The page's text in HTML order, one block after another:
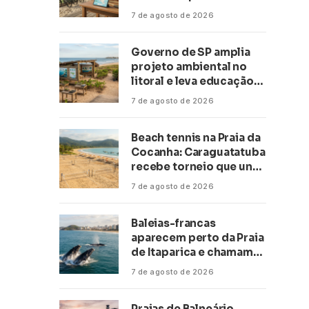
transformar negócios
7 de agosto de 2026
Governo de SP amplia
projeto ambiental no
litoral e leva educação
climática a escolas de 16
7 de agosto de 2026
Beach tennis na Praia da
Cocanha: Caraguatatuba
recebe torneio que une
esporte, lazer e mar
7 de agosto de 2026
Baleias-francas
aparecem perto da Praia
de Itaparica e chamam
atenção no litoral do
7 de agosto de 2026